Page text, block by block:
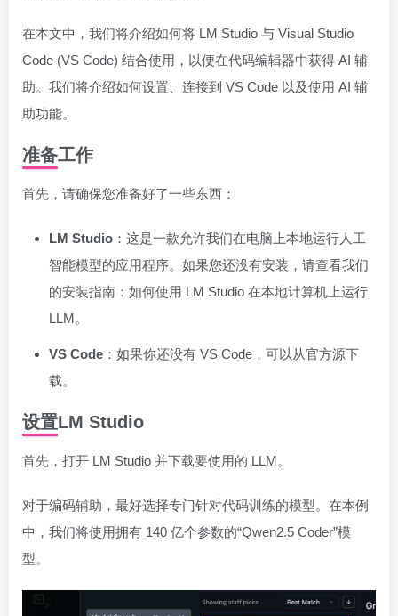
在本文中，我们将介绍如何将 LM Studio 与 Visual Studio
Code (VS Code) 结合使用，以便在代码编辑器中获得 AI 辅
助。我们将介绍如何设置、连接到 VS Code 以及使用 AI 辅
助功能。
准备工作
首先，请确保您准备好了一些东西：
LM Studio ：这是一款允许我们在电脑上本地运行人工
智能模型的应用程序。如果您还没有安装，请查看我们
的安装指南：如何使用 LM Studio 在本地计算机上运行
LLM。
VS Code ：如果你还没有 VS Code，可以从官方源下
载。
设置LM Studio
首先，打开 LM Studio 并下载要使用的 LLM。
对于编码辅助，最好选择专门针对代码训练的模型。在本例
中，我们将使用拥有 140 亿个参数的“Qwen2.5 Coder”模
型。